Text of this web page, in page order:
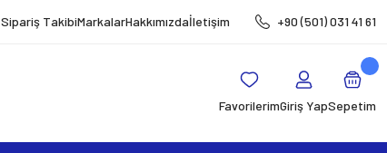
Sipariş TakibiMarkalarHakkımızdaİletişim +90 (501) 031 41 61
FavorilerimGiriş YapSepetim